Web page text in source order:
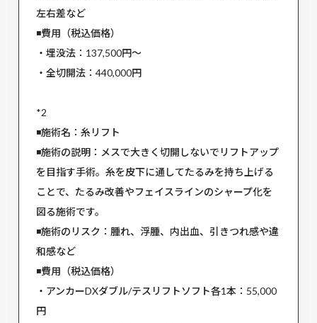
左右差など
◾️費用（税込価格）
・埋没法：137,500円〜
・全切開法：440,000円
*2
◾️施術名：糸リフト
◾️施術の説明：メスで大きく切開しないでリフトアップ
を目指す手術。糸を皮下に通してたるみを持ち上げる
ことで、たるみ改善やフェイスラインのシャープ化を
図る施術です。
◾️施術のリスク：腫れ、浮腫、内出血、引きつれ感や違
和感など
◾️費用（税込価格）
・アンカーDXダブル/テスリフトソフト各1本：55,000
円